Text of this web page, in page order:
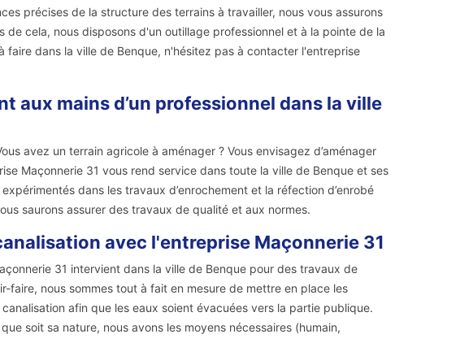
précises de la structure des terrains à travailler, nous vous assurons
cela, nous disposons d'un outillage professionnel et à la pointe de la
dans la ville de Benque, n'hésitez pas à contacter l'entreprise
aux mains d’un professionnel dans la ville
avez un terrain agricole à aménager ? Vous envisagez d’aménager
Maçonnerie 31 vous rend service dans toute la ville de Benque et ses
dans les travaux d’enrochement et la réfection d’enrobé
saurons assurer des travaux de qualité et aux normes.
avec l'entreprise Maçonnerie 31
31 intervient dans la ville de Benque pour des travaux de
faire, nous sommes tout à fait en mesure de mettre en place les
afin que les eaux soient évacuées vers la partie publique.
soit sa nature, nous avons les moyens nécessaires (humain,